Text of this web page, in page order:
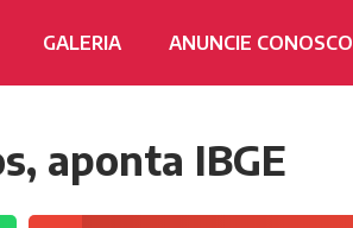
GALERIA ANUNCIE CONOSCO
aponta IBGE